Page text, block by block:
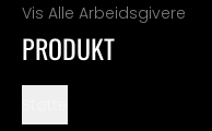
Vis Alle Arbeidsgivere
PRODUKT